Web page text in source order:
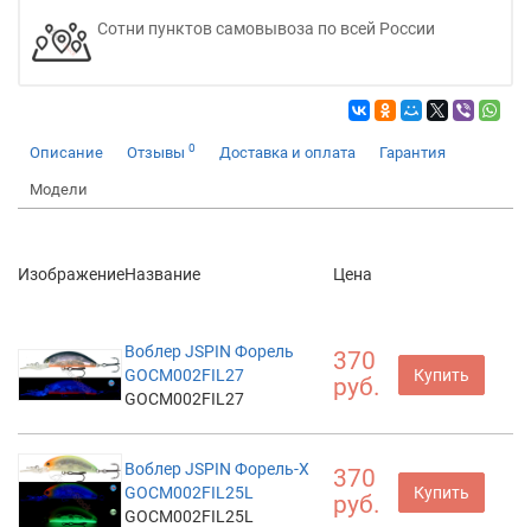
Сотни пунктов самовывоза по всей России
Описание Отзывы 0 Доставка и оплата Гарантия
Модели
ИзображениеНазвание Цена
Воблер JSPIN Форель
GOCM002FIL27
GOCM002FIL27
370
руб.
Купить
Воблер JSPIN Форель-X
GOCM002FIL25L
GOCM002FIL25L
370
руб.
Купить